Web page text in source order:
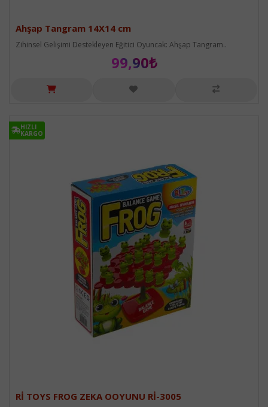
Ahşap Tangram 14X14 cm
Zihinsel Gelişimi Destekleyen Eğitici Oyuncak: Ahşap Tangram..
99,90₺
HIZLI
KARGO
HIZLI
KARGO
Rİ TOYS FROG ZEKA OOYUNU Rİ-3005